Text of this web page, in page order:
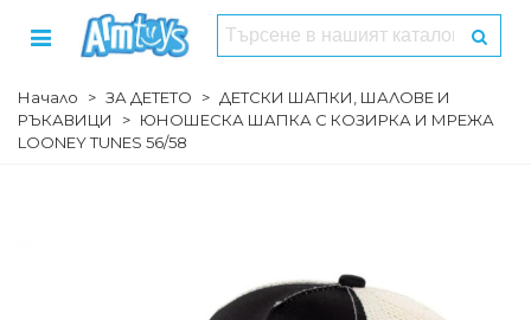
Начало > ЗА ДЕТЕТО > ДЕТСКИ ШАПКИ, ШАЛОВЕ И
РЪКАВИЦИ
> ЮНОШЕСКА ШАПКА С КОЗИРКА И МРЕЖА
LOONEY TUNES 56/58